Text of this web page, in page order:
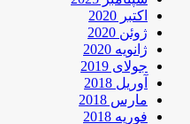
اکتبر 2020
ژوئن 2020
ژانویه 2020
جولای 2019
آوریل 2018
مارس 2018
فوریه 2018